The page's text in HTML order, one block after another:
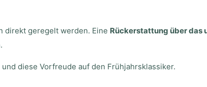
direkt geregelt werden. Eine Rückerstattung über das
diese Vorfreude auf den Frühjahrsklassiker.